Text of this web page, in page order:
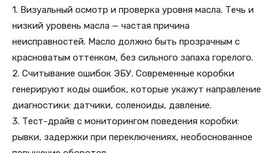
1. Визуальный осмотр и проверка уровня масла. Течь и
низкий уровень масла — частая причина
неисправностей. Масло должно быть прозрачным с
красноватым оттенком, без сильного запаха горелого.
2. Считывание ошибок ЭБУ. Современные коробки
генерируют коды ошибок, которые укажут направление
диагностики: датчики, соленоиды, давление.
3. Тест-драйв с мониторингом поведения коробки:
рывки, задержки при переключениях, необоснованное